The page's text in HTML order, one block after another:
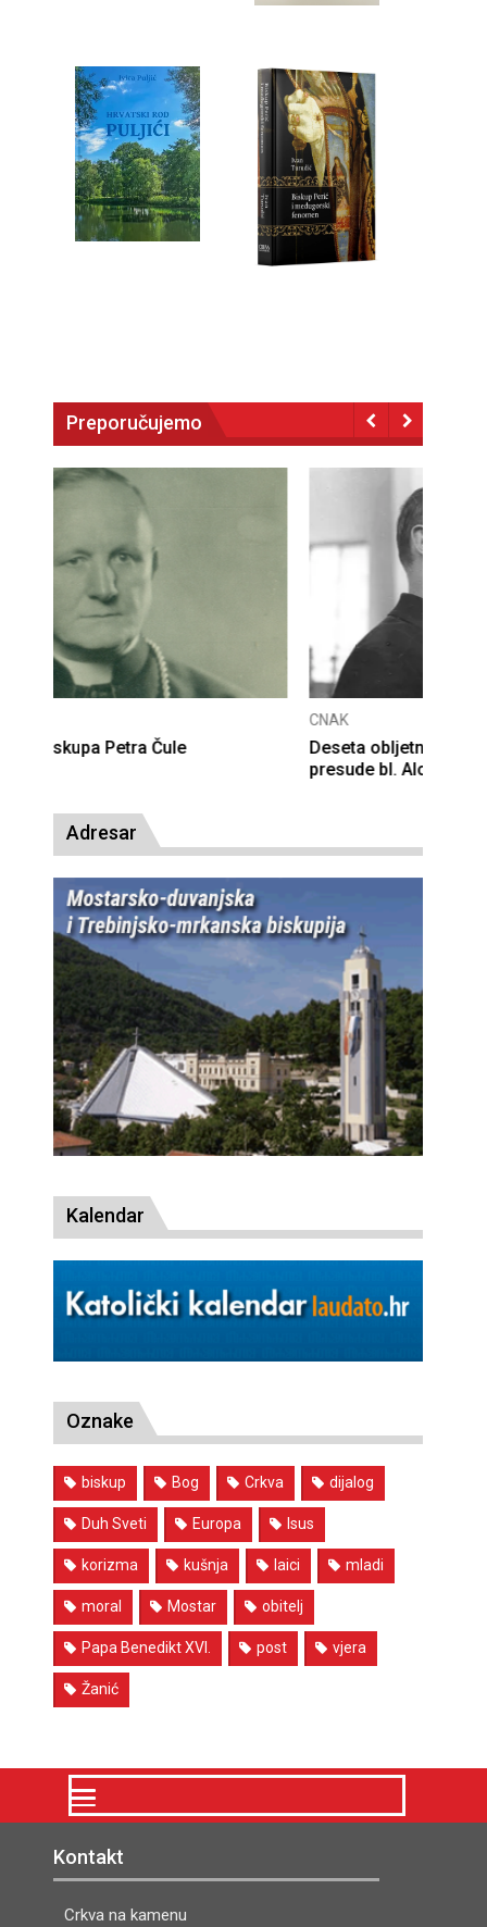
Preporučujemo
Deseta obljetnica poništenja komunističke
Adresar
Kalendar
Oznake
biskup Bog Crkva dijalog
Duh Sveti Europa Isus
korizma kušnja laici mladi
moral Mostar obitelj
Papa Benedikt XVI. post vjera
Žanić
Kontakt
Crkva na kamenu